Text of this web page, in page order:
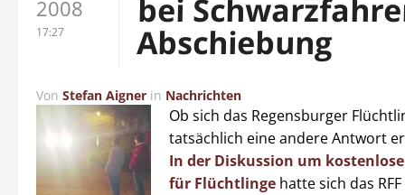
2008
17:27
bei
Abschiebung
Von Stefan Aigner in Nachrichten
Ob sich das Regensburger
tatsächlich eine andere Antwort
In der Diskussion um
für Flüchtlinge hatte sich das